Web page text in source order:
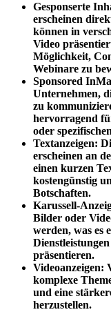
Gesponserte
erscheinen
können in
Video
Möglichkeit,
Webinare zu
Sponsored
Unternehmen,
zu
hervorragend
oder
Textanzeigen:
erscheinen an
einen kurzen
kostengünstig
Botschaften.
Karussell-
Bilder oder
werden, was es
präsentieren.
Videoanzeigen:
komplexe
und eine
herzustellen.